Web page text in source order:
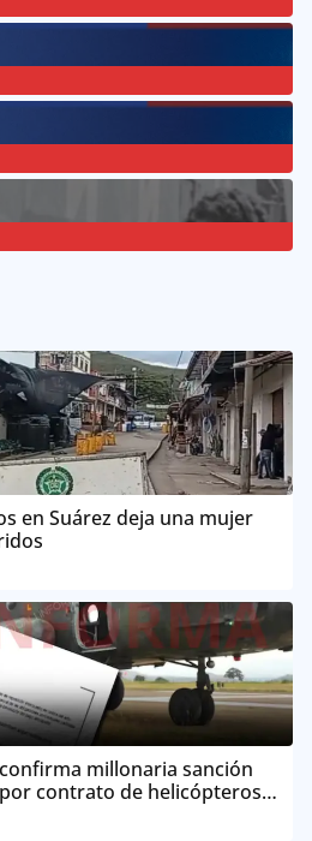
Posts
Posts
en Suárez deja una mujer
millonaria sanción
contrato de helicópteros